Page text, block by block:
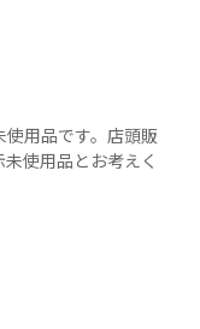
用品です。店頭販
使用品とお考えく